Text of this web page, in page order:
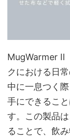
MugWarmer II
クにおける日
中に一息つく
手にできるこ
す。この製品
ることで、飲